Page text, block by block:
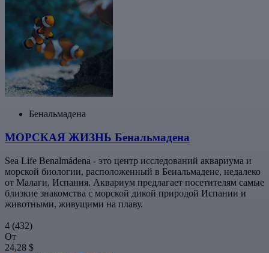
Бенальмадена
МОРСКАЯ ЖИЗНЬ Бенальмадена
Sea Life Benalmádena - это центр исследований аквариума и
морской биологии, расположенный в Бенальмадене, недалеко
от Малаги, Испания. Аквариум предлагает посетителям самые
близкие знакомства с морской дикой природой Испании и
животными, живущими на плаву.
4 (432)
От
24,28 $